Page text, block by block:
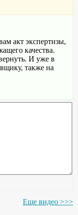
акт экспертизы,
качества.
И уже в
также на
Еще видео >>>